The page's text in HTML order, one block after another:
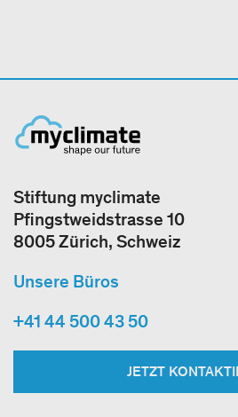
Stiftung myclimate
Pfingstweidstrasse 10
8005 Zürich, Schweiz
Unsere Büros
+41 44 500 43 50
JETZT